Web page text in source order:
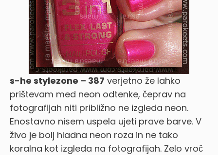
s-he stylezone – 387 verjetno že lahko
prištevam med neon odtenke, čeprav na
fotografijah niti približno ne izgleda neon.
Enostavno nisem uspela ujeti prave barve. V
živo je bolj hladna neon roza in ne tako
koralna kot izgleda na fotografijah. Zelo vroč